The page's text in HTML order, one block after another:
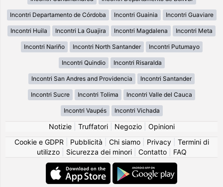
Incontri Departamento de Córdoba Incontri Guainia Incontri Guaviare
Incontri Huila Incontri La Guajira Incontri Magdalena Incontri Meta
Incontri Nariño Incontri North Santander Incontri Putumayo
Incontri Quindio Incontri Risaralda
Incontri San Andres and Providencia Incontri Santander
Incontri Sucre Incontri Tolima Incontri Valle del Cauca
Incontri Vaupés Incontri Vichada
Notizie| Truffatori| Negozio| Opinioni
Cookie e GDPR
Pubblicità Chi siamo| Privacy| Termini di
utilizzo| Sicurezza dei minori| Contatto| FAQ